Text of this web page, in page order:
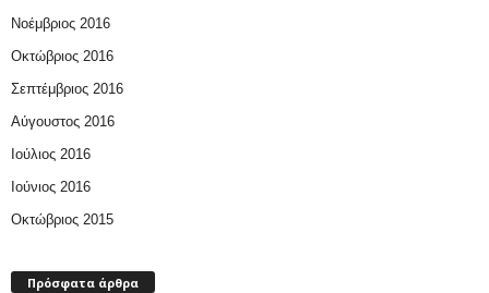
Νοέμβριος 2016
Οκτώβριος 2016
Σεπτέμβριος 2016
Αύγουστος 2016
Ιούλιος 2016
Ιούνιος 2016
Οκτώβριος 2015
Πρόσφατα άρθρα